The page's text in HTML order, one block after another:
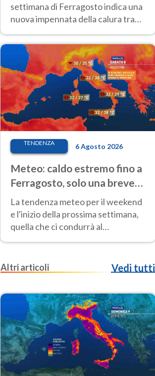
settimana di Ferragosto indica una
nuova impennata della calura tra
anche al Nord.
TENDENZA 6 Agosto 2026
Meteo: caldo estremo fino a
Ferragosto, solo una breve
pausa. Ecco dove
La tendenza meteo per il weekend
e l'inizio della prossima settimana,
quella che ci condurrà al
Ferragosto, vede ancora
Altri articoli
Vedi tutti